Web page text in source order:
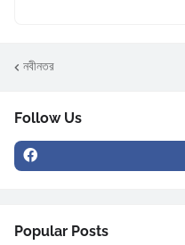
নবীনতর
Follow Us
Popular Posts